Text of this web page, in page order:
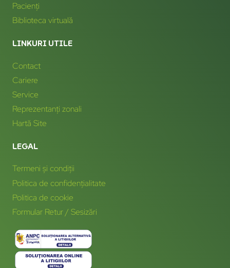
Pacienți
Biblioteca virtuală
LINKURI UTILE
Contact
Cariere
Service
Reprezentanți zonali
Hartă Site
LEGAL
Termeni și condiții
Politica de confidențialitate
Politica de cookie
Formular Retur / Sesizări